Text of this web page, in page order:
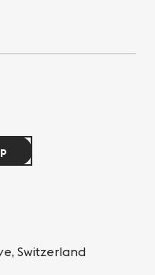
Switzerland